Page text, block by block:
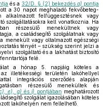
és a 32/D. § (2) bekezdés a) pontja
a 30 napot meghaladó fekvőbeteg-
alkalmazott felfüggesztésnek vagy
szolgáltatásokra kell vonatkoznia. Ha
részesülő menekültnek vagy
a családsegítő szolgálatnak vagy
menekült vagy oltalmazott egészségi
tényét – szükség szerint jelzi a
szolgáltató és a lakhatást biztosító
felé.
a hónap 5. napjáig köteles a
illetékességi területén lakóhellyel
integrációs szerződés alapján
részesülő menekültek és
e), g) ési) pontjában meghatározott
szolgálat igazolásában köteles
lakóhelyén nem fellelhető.